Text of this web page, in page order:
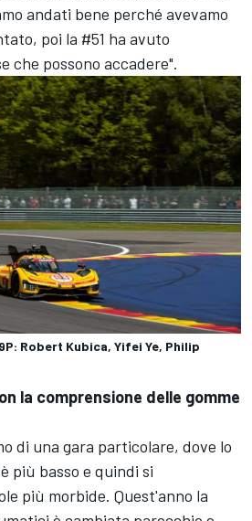
andati bene perché avevamo
poi la #51 ha avuto
che possono accadere".
Robert Kubica, Yifei Ye, Philip
la comprensione delle gomme
di una gara particolare, dove lo
più basso e quindi si
più morbide. Quest'anno la